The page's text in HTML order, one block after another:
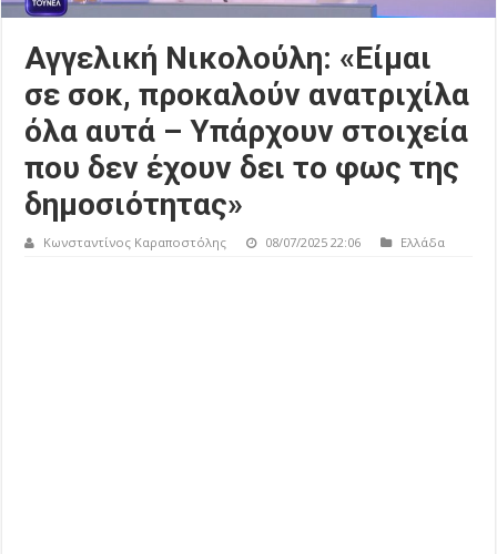
Αγγελική Νικολούλη: «Είμαι
σε σοκ, προκαλούν ανατριχίλα
όλα αυτά – Υπάρχουν στοιχεία
που δεν έχουν δει το φως της
δημοσιότητας»
Κωνσταντίνος Καραποστόλης 08/07/2025 22:06 Ελλάδα